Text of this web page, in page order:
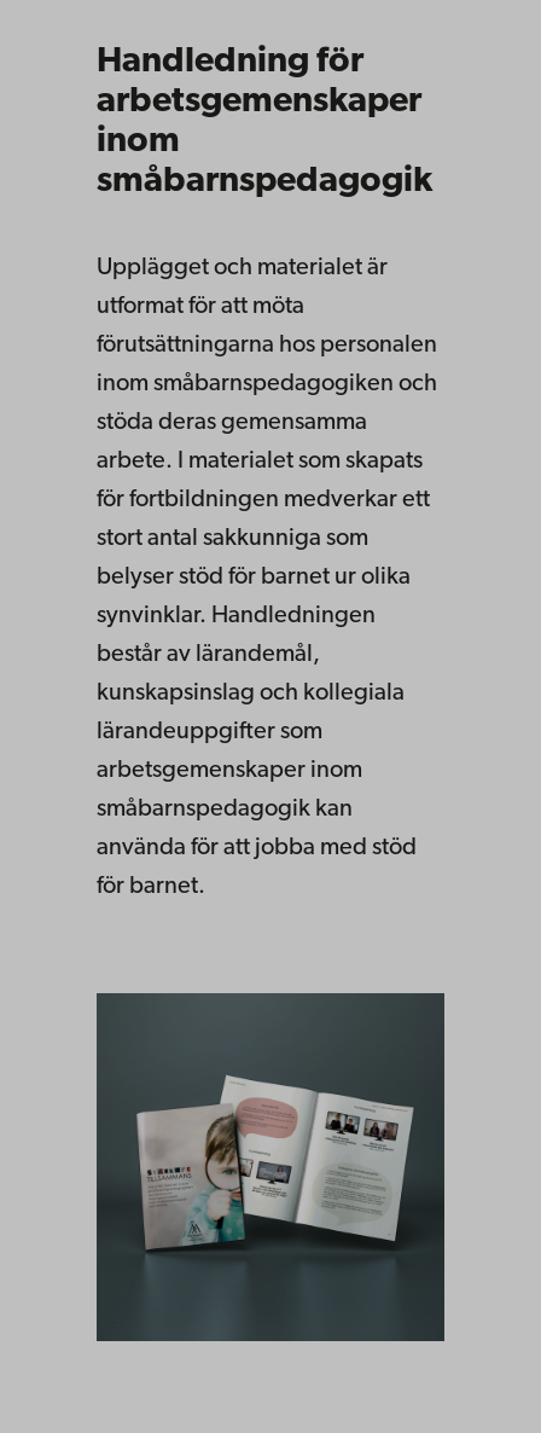
Handledning för
arbetsgemenskaper
inom
småbarnspedagogik
Upplägget och materialet är
utformat för att möta
förutsättningarna hos personalen
inom småbarnspedagogiken och
stöda deras gemensamma
arbete. I materialet som skapats
för fortbildningen medverkar ett
stort antal sakkunniga som
belyser stöd för barnet ur olika
synvinklar. Handledningen
består av lärandemål,
kunskapsinslag och kollegiala
lärandeuppgifter som
arbetsgemenskaper inom
småbarnspedagogik kan
använda för att jobba med stöd
för barnet.